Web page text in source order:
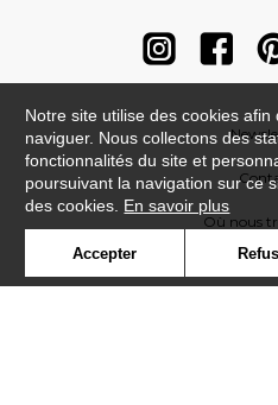
Où nous
Notre site utilise des cookies
naviguer. Nous collectons des
fonctionnalités du site et
poursuivant la navigation sur ce
des cookies. En savoir plus
Accepter